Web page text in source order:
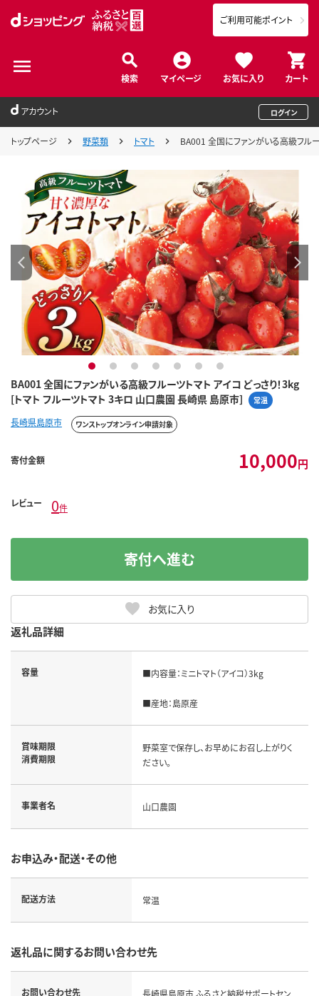
検索 マイページ お気に入り カート
ご利用可能ポイント
アカウント ログイン
トップページ 野菜類 トマト BA001 全国にファンがいる高級フル
BA001 全国にファンがいる高級フルーツトマト アイコ どっさり！3kg
[トマト フルーツトマト 3キロ 山口農園 長崎県 島原市]
常温
1 2 3 4 5 6 7
長崎県島原市 ワンストップオンライン申請対象
寄付金額 10,000円
レビュー 0件
お気に入り
寄付へ進む
返礼品詳細
容量 ■内容量：ミニトマト（アイコ）3kg
■産地：島原産
賞味期限
消費期限
野菜室で保存し、お早めにお召し上がりく
ださい。
事業者名 山口農園
お申込み・配送・その他
配送方法 常温
返礼品に関するお問い合わせ先
お問い合わせ先
長崎県島原市 ふるさと納税サポートセン